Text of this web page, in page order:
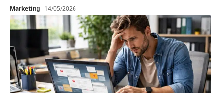
Marketing 14/05/2026